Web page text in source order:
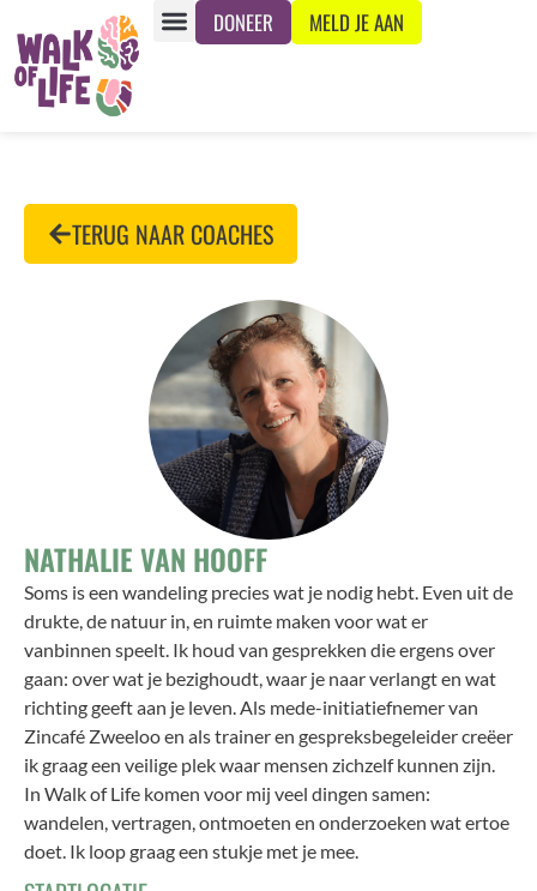
DONEER MELD JE AAN
TERUG NAAR COACHES
NATHALIE VAN HOOFF
Soms is een wandeling precies wat je nodig hebt. Even uit de
drukte, de natuur in, en ruimte maken voor wat er
vanbinnen speelt. Ik houd van gesprekken die ergens over
gaan: over wat je bezighoudt, waar je naar verlangt en wat
richting geeft aan je leven. Als mede-initiatiefnemer van
Zincafé Zweeloo en als trainer en gespreksbegeleider creëer
ik graag een veilige plek waar mensen zichzelf kunnen zijn.
In Walk of Life komen voor mij veel dingen samen:
wandelen, vertragen, ontmoeten en onderzoeken wat ertoe
doet. Ik loop graag een stukje met je mee.